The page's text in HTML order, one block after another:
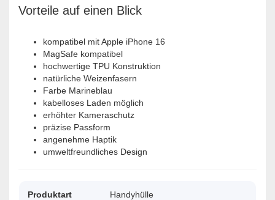
Vorteile auf einen Blick
kompatibel mit Apple iPhone 16
MagSafe kompatibel
hochwertige TPU Konstruktion
natürliche Weizenfasern
Farbe Marineblau
kabelloses Laden möglich
erhöhter Kameraschutz
präzise Passform
angenehme Haptik
umweltfreundliches Design
Produktart Handyhülle